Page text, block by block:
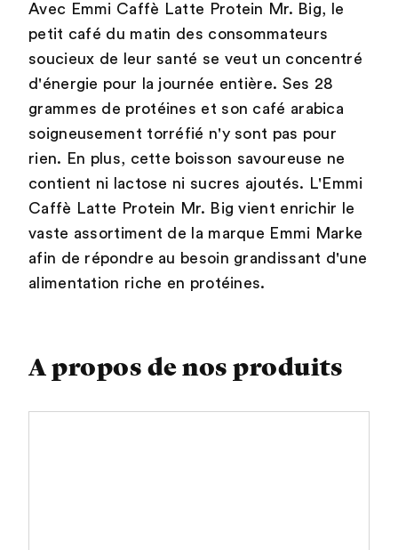
Avec Emmi Caffè Latte Protein Mr. Big, le
petit café du matin des consommateurs
soucieux de leur santé se veut un concentré
d'énergie pour la journée entière. Ses 28
grammes de protéines et son café arabica
soigneusement torréfié n'y sont pas pour
rien. En plus, cette boisson savoureuse ne
contient ni lactose ni sucres ajoutés. L'Emmi
Caffè Latte Protein Mr. Big vient enrichir le
vaste assortiment de la marque Emmi Marke
afin de répondre au besoin grandissant d'une
alimentation riche en protéines.
A propos de nos produits